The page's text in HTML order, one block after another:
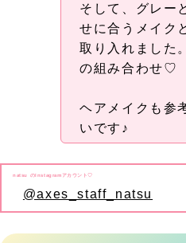
そして、グレー
せに合うメイク
取り入れました
の組み合わせ♡
ヘアメイクも参
いです♪
natsu のInstagramアカウント♡
@axes_staff_natsu